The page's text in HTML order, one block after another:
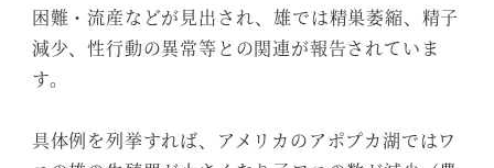
困難・流産などが見出され、雄では精巣萎縮、精子
減少、性行動の異常等との関連が報告されていま
す。
具体例を列挙すれば、アメリカのアポプカ湖ではワ